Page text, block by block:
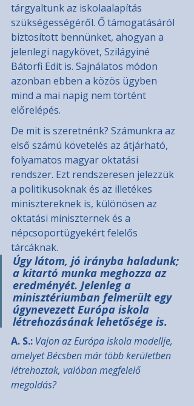
tárgyaltunk az iskolaalapítás
szükségességéről. Ő támogatásáról
biztosított bennünket, ahogyan a
jelenlegi nagykövet, Szilágyiné
Bátorfi Edit is. Sajnálatos módon
azonban ebben a közös ügyben
mind a mai napig nem történt
előrelépés.
De mit is szeretnénk? Számunkra az
első számú követelés az átjárható,
folyamatos magyar oktatási
rendszer. Ezt rendszeresen jelezzük
a politikusoknak és az illetékes
minisztereknek is, különösen az
oktatási miniszternek és a
népcsoportügyekért felelős
tárcáknak.
Úgy látom, jó irányba haladunk;
a kitartó munka meghozza az
eredményét. Jelenleg a
minisztériumban felmerült egy
úgynevezett Európa iskola
létrehozásának lehetősége is.
A. S.: Vajon az Európa iskola modellje,
amelyet Bécsben már több kerületben
létrehoztak, valóban megfelelő
megoldás?